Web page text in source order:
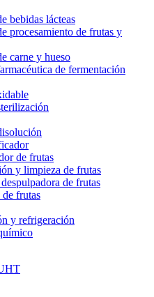
bebidas lácteas
procesamiento de frutas y
carne y hueso
de fermentación
de frutas
y limpieza de frutas
de frutas
frutas
y refrigeración